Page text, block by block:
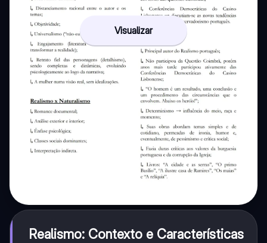
Visualizar
Realismo: Contexto e Características